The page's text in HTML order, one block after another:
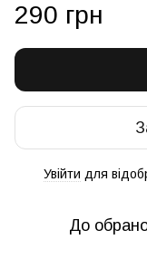
290 грн
Увійти для
До